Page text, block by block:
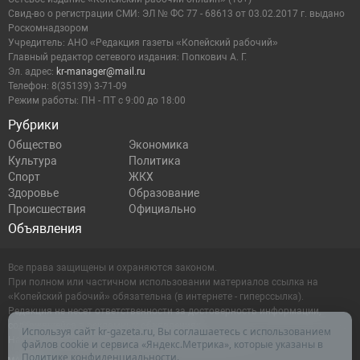
Рубрики
Общество
Экономика
Культура
Политика
Спорт
ЖКХ
Здоровье
Образование
Происшествия
Официально
Объявления
Cвид-во о регистрации СМИ: ЭЛ № ФС 77 - 68613 от 03.02.2017 г. выдано
Роскомнадзором
Учредитель: АНО «Редакция газеты «Копейский рабочий»
Главный редактор сетевого издания: Попкович А. Г.
Эл. адрес: kr-manager@mail.ru
Телефон: 8(35139) 3-71-09
Режим работы: ПН - ПТ с 9:00 до 18:00
Все права защищены и охраняются законом.
При полном или частичном использовании материалов ссылка на
«Копейский рабочий» обязательна (в интернете - гиперссылка).
Редакция не несет ответственности за достоверность информации,
содержащейся в рекламных объявлениях.
Настоящий ресурс может содержать материалы 16+
Используя сайт kr-gazeta.ru, Вы соглашаетесь с использованием
файлов cookie и сервиса «Яндекс.Метрика», которые указаны в